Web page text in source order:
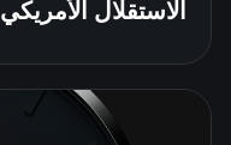
الاستقلال الأمريكي